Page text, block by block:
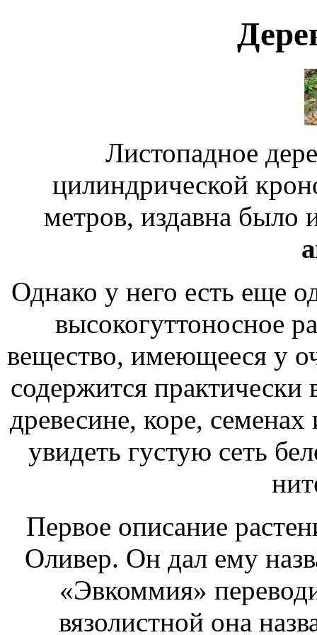
Листопадное
цилиндрической
метров, издавна было
Однако у него есть еще
высокогуттоносное
вещество, имеющееся у
содержится практически
древесине, коре,
увидеть густую сеть
Первое описание
Оливер. Он дал ему
«Эвкоммия»
вязолистной она